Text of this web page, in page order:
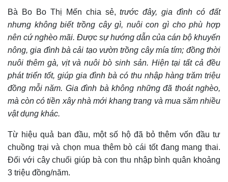
Bà Bo Bo Thị Mến chia sẻ,trước đây, gia đình có đất
nhưng không biết trồng cây gì, nuôi con gì cho phù hợp
nên cứ nghèo mãi. Được sự hướng dẫn của cán bộ khuyến
nông, gia đình bà cải tạo vườn trồng cây mía tím; đồng thời
nuôi thêm gà, vịt và nuôi bò sinh sản. Hiện tại tất cả đều
phát triển tốt, giúp gia đình bà có thu nhập hàng trăm triệu
đồng mỗi năm. Gia đình bà không những đã thoát nghèo,
mà còn có tiền xây nhà mới khang trang và mua săm nhiều
vật dụng khác.
Từ hiệu quả ban đầu, một số hộ đã bỏ thêm vốn đầu tư
chuồng trại và chọn mua thêm bò cái tốt đang mang thai.
Đối với cây chuối giúp bà con thu nhập bình quân khoảng
3 triệu đồng/năm.